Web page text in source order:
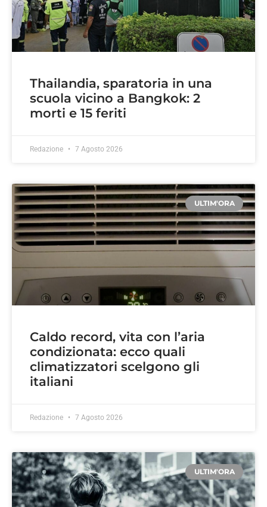
Thailandia, sparatoria in una
scuola vicino a Bangkok: 2
morti e 15 feriti
Redazione 7 Agosto 2026
ULTIM'ORA
Caldo record, vita con l’aria
condizionata: ecco quali
climatizzatori scelgono gli
italiani
Redazione 7 Agosto 2026
ULTIM'ORA